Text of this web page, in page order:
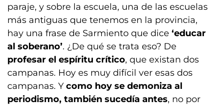
paraje, y sobre la escuela, una de las escuelas
más antiguas que tenemos en la provincia,
hay una frase de Sarmiento que dice ‘educar
al soberano’. ¿De qué se trata eso? De
profesar el espíritu crítico, que existan dos
campanas. Hoy es muy difícil ver esas dos
campanas. Ycomo hoy se demoniza al
periodismo, también sucedía antes, no por